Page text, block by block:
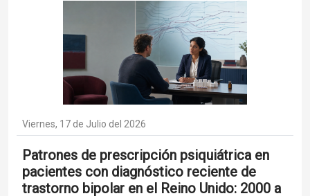
Viernes, 17 de Julio del 2026
Patrones de prescripción psiquiátrica en
pacientes con diagnóstico reciente de
trastorno bipolar en el Reino Unido: 2000 a